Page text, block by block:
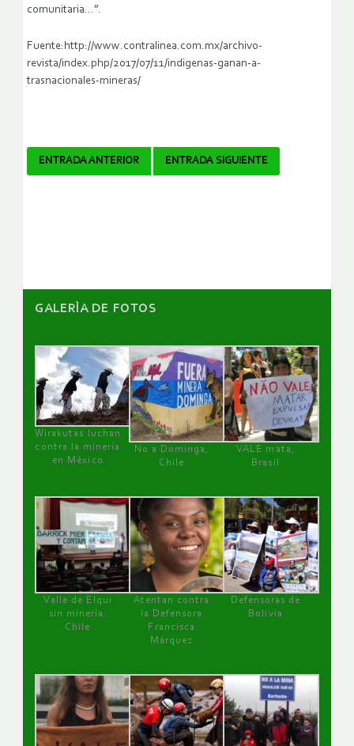
comunitaria…”.
Fuente:http://www.contralinea.com.mx/archivo-
revista/index.php/2017/07/11/indigenas-ganan-a-
trasnacionales-mineras/
Navegador
ENTRADA ANTERIOR ENTRADA SIGUIENTE
GALERÌA DE FOTOS
Wirakutas luchan
contra la minería
en México
No a Dominga,
Chile
VALE mata,
Brasil
Valle de Elqui
sin minería.
Chile
Atentan contra
la Defensora
Francisca
Márquez
Defensoras de
Bolivia